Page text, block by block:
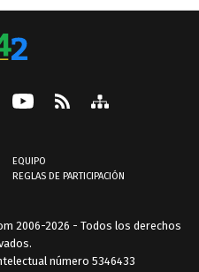
EQUIPO
REGLAS DE PARTICIPACIÓN
2006-2026 - Todos los derechos
número 5346433